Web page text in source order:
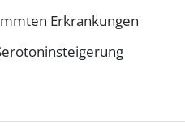
Erkrankungen